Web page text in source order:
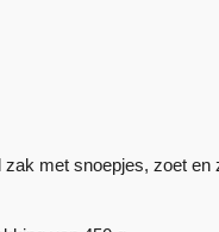
zak met snoepjes, zoet en